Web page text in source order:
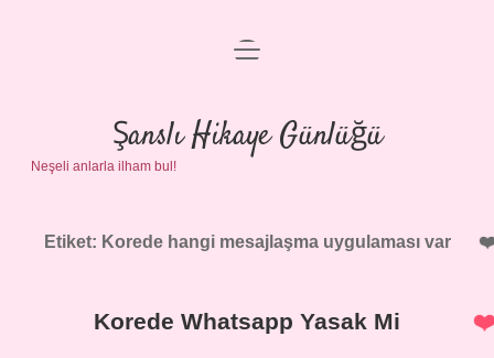
Anasayfa
Gizlilik Politikası
menüyü
Şanslı Hikaye Günlüğü
Neşeli anlarla ilham bul!
Etiket: Korede hangi mesajlaşma uygulaması var
Korede Whatsapp Yasak Mi